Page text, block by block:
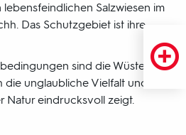
Salzwiesen im
Das Schutzgebiet ist ihre
sind die Wüsten ein
die unglaubliche Vielfalt und
Natur eindrucksvoll zeigt.